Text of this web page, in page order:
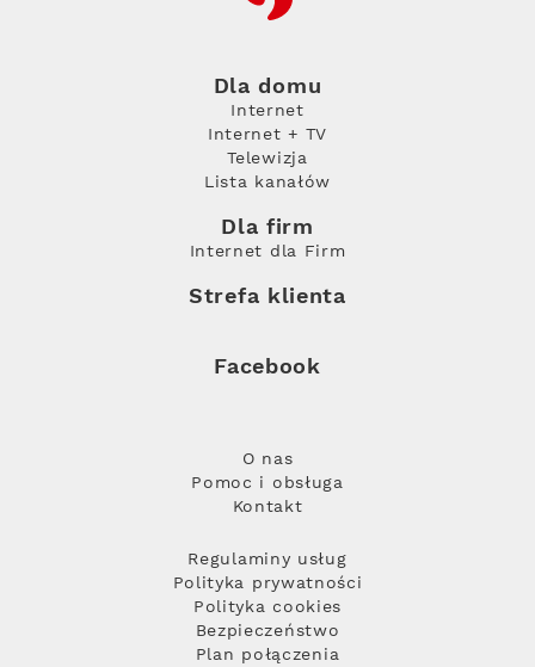
Dla domu
Internet
Internet + TV
Telewizja
Lista kanałów
Dla firm
Internet dla Firm
Strefa klienta
Facebook
O nas
Pomoc i obsługa
Kontakt
Regulaminy usług
Polityka prywatności
Polityka cookies
Bezpieczeństwo
Plan połączenia